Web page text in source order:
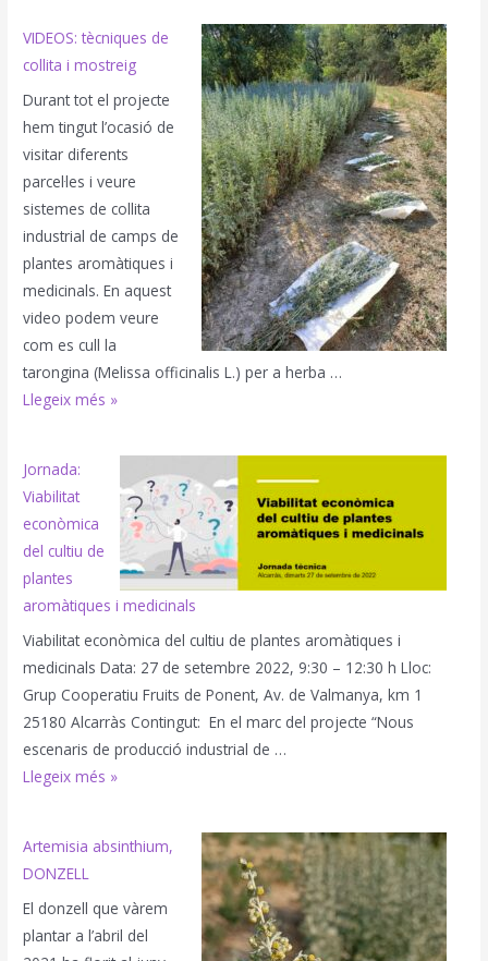
de
dades
de
viabilitat
i
eina
de
decisió
per
produir
plantes
aromàtiques
VIDEOS: tècniques de
collita i mostreig
Durant tot el projecte
hem tingut l’ocasió de
visitar diferents
parcel·les i veure
sistemes de collita
industrial de camps de
plantes aromàtiques i
medicinals. En aquest
video podem veure
com es cull la
tarongina (Melissa officinalis L.) per a herba …
VIDEOS:
collita
mostreig
Llegeix més »
Jornada:
Viabilitat
econòmica
del cultiu de
plantes
aromàtiques i medicinals
Viabilitat econòmica del cultiu de plantes aromàtiques i
medicinals Data: 27 de setembre 2022, 9:30 – 12:30 h Lloc:
Grup Cooperatiu Fruits de Ponent, Av. de Valmanya, km 1
25180 Alcarràs Contingut: En el marc del projecte “Nous
escenaris de producció industrial de …
Jornada:
del
cultiu
de
plantes
Llegeix més »
Artemisia absinthium,
DONZELL
El donzell que vàrem
plantar a l’abril del